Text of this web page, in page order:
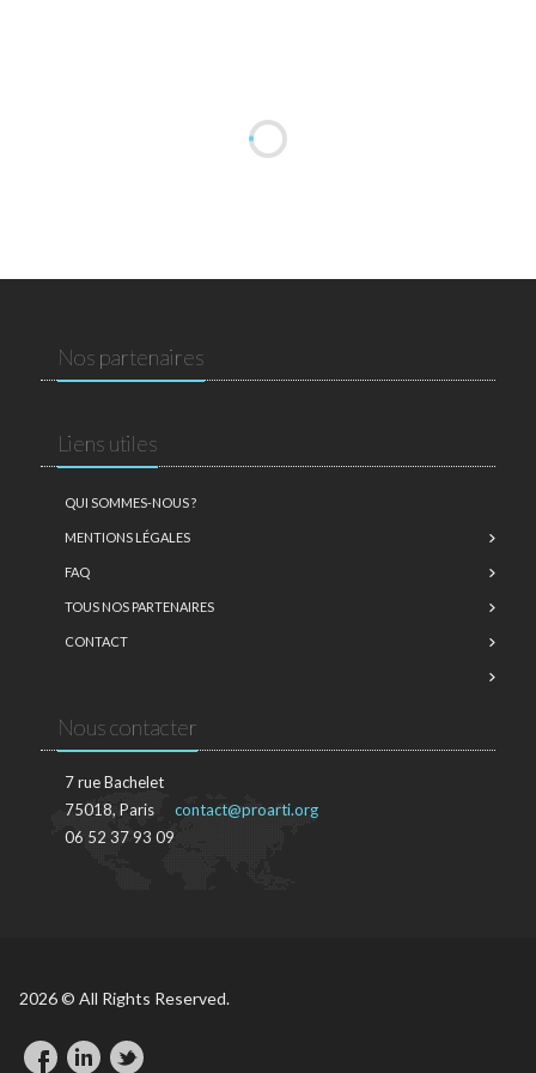
Nos partenaires
Liens utiles
QUI SOMMES-NOUS ?
MENTIONS LÉGALES
FAQ
TOUS NOS PARTENAIRES
CONTACT
Nous contacter
7 rue Bachelet
75018, Paris
06 52 37 93 09
contact@proarti.org
2026 © All Rights Reserved.